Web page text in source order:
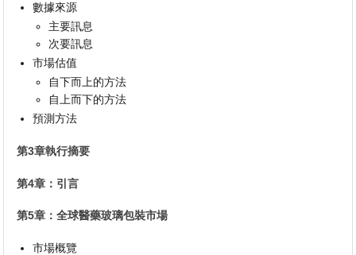
數據來源
主要訊息
次要訊息
市場估值
自下而上的方法
自上而下的方法
預測方法
第3章執行摘要
第4章：引言
第5章：全球醫藥玻璃包裝市場
市場概覽